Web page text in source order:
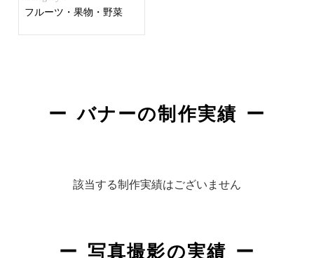
フルーツ・果物・野菜
バナーの制作実績
該当する制作実績はございません
写真撮影の実績